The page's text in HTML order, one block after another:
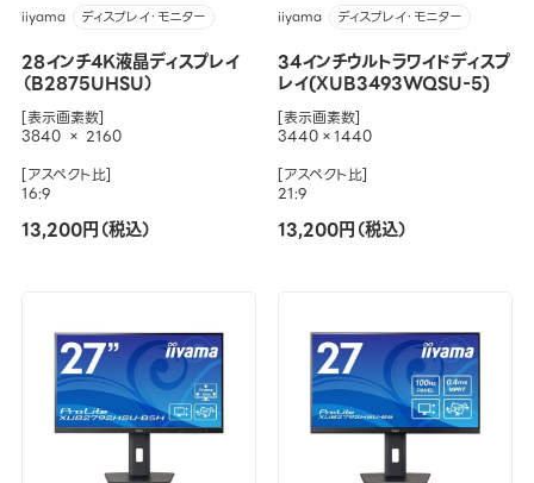
iiyama ディスプレイ・モニター
28インチ4K液晶ディスプレイ
（B2875UHSU）
[表示画素数]
3840 × 2160
[アスペクト比]
16:9
13,200円（税込）
iiyama ディスプレイ・モニター
34インチウルトラワイドディスプ
レイ(XUB3493WQSU-5)
[表示画素数]
3440×1440
[アスペクト比]
21:9
13,200円（税込）